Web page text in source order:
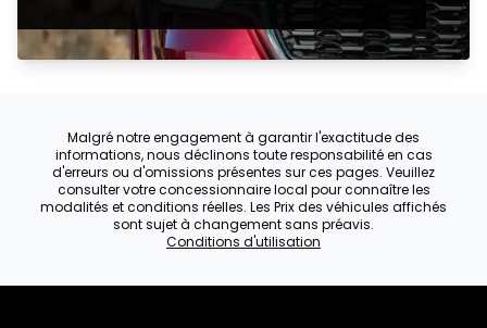
Malgré notre engagement à garantir l'exactitude des
informations, nous déclinons toute responsabilité en cas
d'erreurs ou d'omissions présentes sur ces pages. Veuillez
consulter votre concessionnaire local pour connaître les
modalités et conditions réelles. Les Prix des véhicules affichés
sont sujet à changement sans préavis.
Conditions d'utilisation